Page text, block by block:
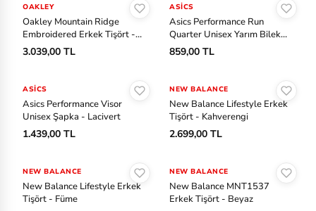
OAKLEY
Oakley Mountain Ridge
Embroidered Erkek Tişört -
Gri
3.039,00 TL
ASICS
Asics Performance Run
Quarter Unisex Yarım Bilek
Çorap - Buz Mavisi
859,00 TL
ASICS
Asics Performance Visor
Unisex Şapka - Lacivert
1.439,00 TL
NEW BALANCE
New Balance Lifestyle Erkek
Tişört - Kahverengi
2.699,00 TL
NEW BALANCE
New Balance Lifestyle Erkek
Tişört - Füme
NEW BALANCE
New Balance MNT1537
Erkek Tişört - Beyaz